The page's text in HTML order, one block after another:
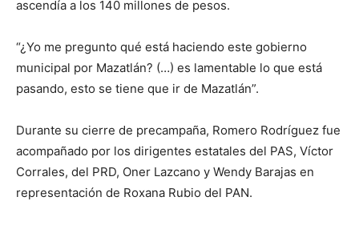
ascendía a los 140 millones de pesos.
“¿Yo me pregunto qué está haciendo este gobierno
municipal por Mazatlán? (…) es lamentable lo que está
pasando, esto se tiene que ir de Mazatlán”.
Durante su cierre de precampaña, Romero Rodríguez fue
acompañado por los dirigentes estatales del PAS, Víctor
Corrales, del PRD, Oner Lazcano y Wendy Barajas en
representación de Roxana Rubio del PAN.